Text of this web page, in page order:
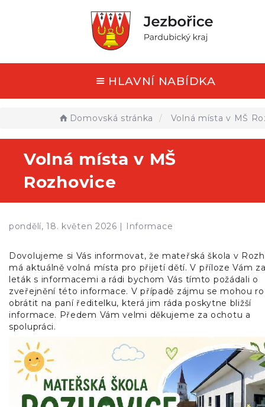
HLAVNÍ NABÍDKA
Domovská stránka Volná místa v MŠ
Volná místa v MŠ
Rozhovice
pondělí, 18. květen 2026 | Informace
Dovolujeme si Vás informovat, že mateřská škola v
má aktuálně volná místa pro přijetí dětí. V příloze Vám
leták s informacemi a rádi bychom Vás tímto požádali o
zveřejnění této informace. V případě zájmu se mohou
obrátit na paní ředitelku, která jim ráda poskytne bližší
informace. Předem Vám velmi děkujeme za ochotu a
spolupráci.